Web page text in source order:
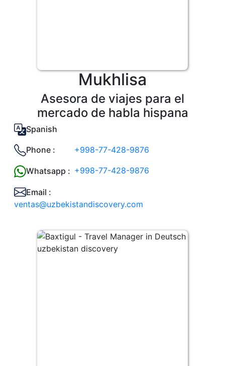
Mukhlisa
Asesora de viajes para el
mercado de habla hispana
Spanish
Phone : +998-77-428-9876
Whatsapp : +998-77-428-9876
Email :
ventas@uzbekistandiscovery.com